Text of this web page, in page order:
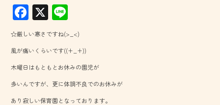
F
ac
e
b
o
ok
X
ne
☆厳しい寒さですね(>_<)
風が痛いくらいです((+_+))
木曜日はもともとお休みの園児が
多いんですが、更に体調不良でのお休みが
あり寂しい保育園となっております。